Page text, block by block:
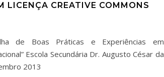
LICENÇA CREATIVE COMMONS
de Boas Práticas e Experiências em
Escola Secundária Dr. Augusto César da
2013